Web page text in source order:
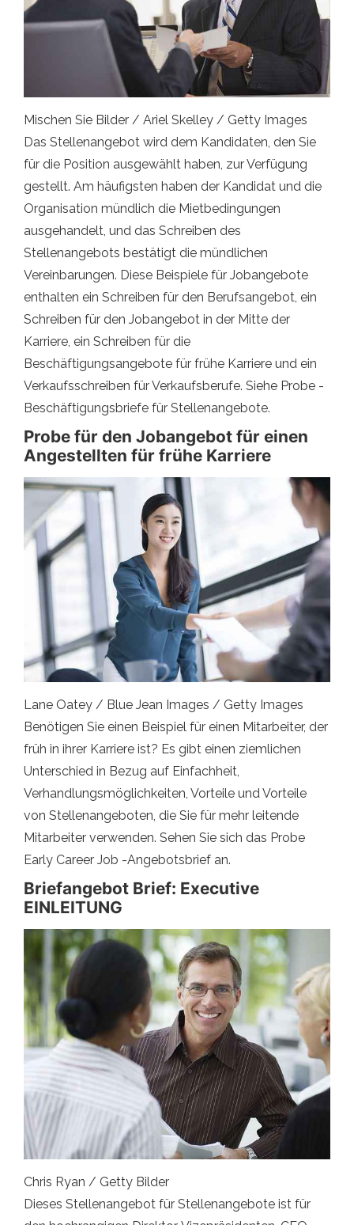
Mischen Sie Bilder / Ariel Skelley / Getty Images
Das Stellenangebot wird dem Kandidaten, den Sie
für die Position ausgewählt haben, zur Verfügung
gestellt. Am häufigsten haben der Kandidat und die
Organisation mündlich die Mietbedingungen
ausgehandelt, und das Schreiben des
Stellenangebots bestätigt die mündlichen
Vereinbarungen. Diese Beispiele für Jobangebote
enthalten ein Schreiben für den Berufsangebot, ein
Schreiben für den Jobangebot in der Mitte der
Karriere, ein Schreiben für die
Beschäftigungsangebote für frühe Karriere und ein
Verkaufsschreiben für Verkaufsberufe. Siehe Probe -
Beschäftigungsbriefe für Stellenangebote.
Probe für den Jobangebot für einen
Angestellten für frühe Karriere
Lane Oatey / Blue Jean Images / Getty Images
Benötigen Sie einen Beispiel für einen Mitarbeiter, der
früh in ihrer Karriere ist? Es gibt einen ziemlichen
Unterschied in Bezug auf Einfachheit,
Verhandlungsmöglichkeiten, Vorteile und Vorteile
von Stellenangeboten, die Sie für mehr leitende
Mitarbeiter verwenden. Sehen Sie sich das Probe
Early Career Job -Angebotsbrief an.
Briefangebot Brief: Executive
EINLEITUNG
Chris Ryan / Getty Bilder
Dieses Stellenangebot für Stellenangebote ist für